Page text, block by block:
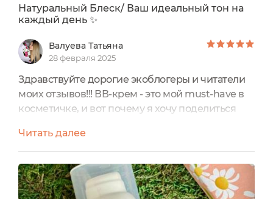
0/ 250
Натуральный Блеск/ Ваш идеальный тон на
каждый день ✨️
Валуева Татьяна
28 февраля 2025
Здравствуйте дорогие экоблогеры и читатели
моих отзывов!!! ВВ-крем - это мой must-have в
косметичке, и вот почему я хочу поделиться
времени на многослойный макияж: база,
тональник, корректор… С ВВ-кремом всё
гораздо проще и быстрее!!! Во-первых, он
отлично увлажняет кожу, что особенно полезно
в зимнее время. Во-вторых, ВВ-крем
Читать далее